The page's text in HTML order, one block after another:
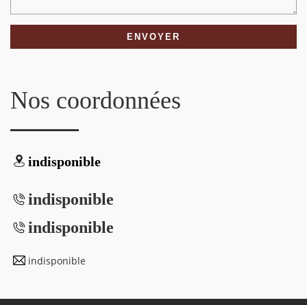
Nos coordonnées
indisponible
indisponible
indisponible
indisponible